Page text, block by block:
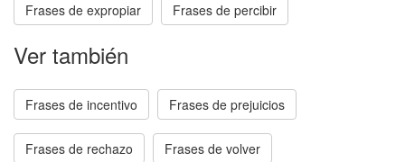
Frases de expropiar Frases de percibir
Ver también
Frases de incentivo Frases de prejuicios
Frases de rechazo Frases de volver